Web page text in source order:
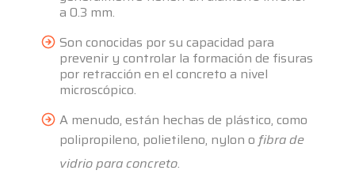
a 0.3 mm.
Son conocidas por su capacidad para
prevenir y controlar la formación de fisuras
por retracción en el concreto a nivel
microscópico.
A menudo, están hechas de plástico, como
polipropileno, polietileno, nylon o fibra de
vidrio para concreto.